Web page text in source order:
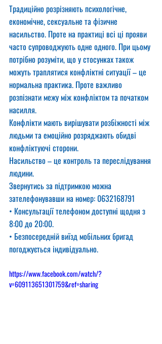
Традиційно розрізняють психологічне,
економічне, сексуальне та фізичне
насильство. Проте на практиці всі ці прояви
часто супроводжують одне одного. При цьому
потрібно розуміти, що у стосунках також
можуть траплятися конфліктні ситуації – це
нормальна практика. Проте важливо
розпізнати межу між конфліктом та початком
насилля.
Конфлікти мають вирішувати розбіжності між
людьми та емоційно розряджають обидві
конфліктуючі сторони.
Насильство – це контроль та переслідування
людини.
Звернутись за підтримкою можна
зателефонувавши на номер: 0632168791
• Консультації телефоном доступні щодня з
8:00 до 20:00.
• Безпосередній виїзд мобільних бригад
погоджується індивідуально.
https://www.facebook.com/watch/?
v=609113651301759&ref=sharing